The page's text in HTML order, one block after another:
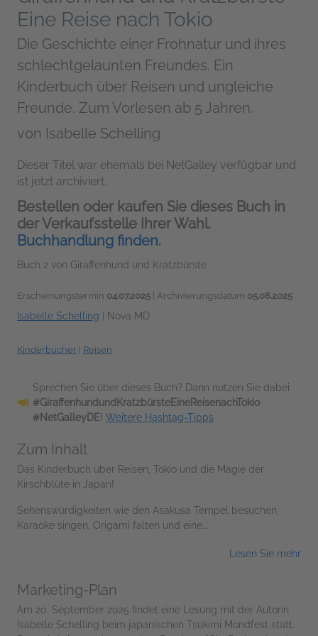
Eine Reise nach Tokio
Die Geschichte einer Frohnatur und ihres
schlechtgelaunten Freundes. Ein
Kinderbuch über Reisen und ungleiche
Freunde. Zum Vorlesen ab 5 Jahren.
von Isabelle Schelling
Dieser Titel war ehemals bei NetGalley verfügbar und
ist jetzt archiviert.
Bestellen oder kaufen Sie dieses Buch in
der Verkaufsstelle Ihrer Wahl.
Buchhandlung finden.
Buch 2 von Giraffenhund und Kratzbürste
Erscheinungstermin 04.07.2025 | Archivierungsdatum 05.08.2025
Isabelle Schelling Nova MD
Kinderbücher Reisen
Sprechen Sie über dieses Buch? Dann nutzen Sie dabei
#GiraffenhundundKratzbürsteEineReisenachTokio
#NetGalleyDE! Weitere Hashtag-Tipps
Zum Inhalt
Das Kinderbuch über Reisen, Tokio und die Magie der
Kirschblüte in Japan!
Sehenswürdigkeiten wie den Asakusa Tempel besuchen,
Karaoke singen, Origami falten und eine...
Lesen Sie mehr
Marketing-Plan
Am 20. September 2025 findet eine Lesung mit der Autorin
Isabelle Schelling beim japanischen Tsukimi Mondfest statt.